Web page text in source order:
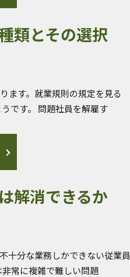
類とその選択
ます。就業規則の規定を見る
です。 問題社員を解雇す
解消できるか
十分な業務しかできない従業員
常に複雑で難しい問題